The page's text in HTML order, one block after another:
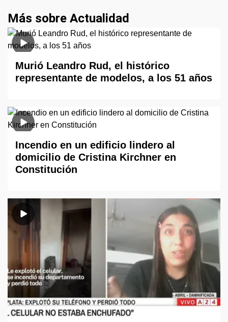
Más sobre Actualidad
Murió Leandro Rud, el histórico
representante de modelos, a los 51 años
Incendio en un edificio lindero al
domicilio de Cristina Kirchner en
Constitución